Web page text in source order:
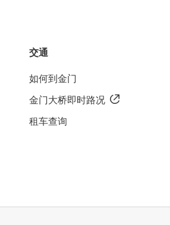
交通
如何到金门
金门大桥即时路况
租车查询